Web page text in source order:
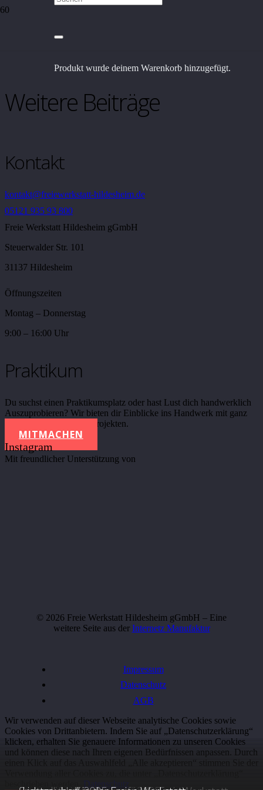
Produkt wurde deinem Warenkorb hinzugefügt.
Rundbiegemaschine
Weitere Beiträge
Kontakt
kontakt@freiewerkstatt-hildesheim.de
05121 935 93 800
Freie Werkstatt Hildesheim gGmbH
Steuerwalder Str. 101
31137 Hildesheim
Öffnungszeiten
Montag – Donnerstag
9:00 – 16:00 Uhr
Praktikum
Du suchst einen Praktikumsplatz oder hast Lust dich handwerklich
Auszuprobieren? Wir bieten dir Einblicke ins Handwerk mit ganz
unterschiedlichen Werkprojekten.
MITMACHEN
Instagram
Mit freundlicher Unterstützung von
© 2026 Freie Werkstatt Hildesheim gGmbH – Eine
weitere Seite aus der Internetz Manufaktur
Impressum
Datenschutz
AGB
Wir verwenden auf dieser Webseite analytische Cookies sowie
Cookies von Drittanbietern. Indem Sie auf „Datenschutzerklärung“
klicken, erhalten Sie genauere Informationen zu unseren Cookies
und können diese nach Ihren eigenen Bedürfnissen anpassen. Durch
Datenschutz